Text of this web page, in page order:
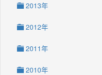
2013年
2012年
2011年
2010年